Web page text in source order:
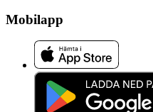
Mobilapp